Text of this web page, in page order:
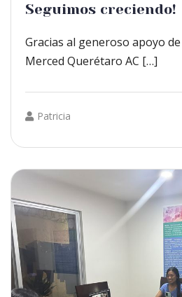
Seguimos creciendo!
Gracias al generoso apoyo
Merced Querétaro AC […]
Patricia